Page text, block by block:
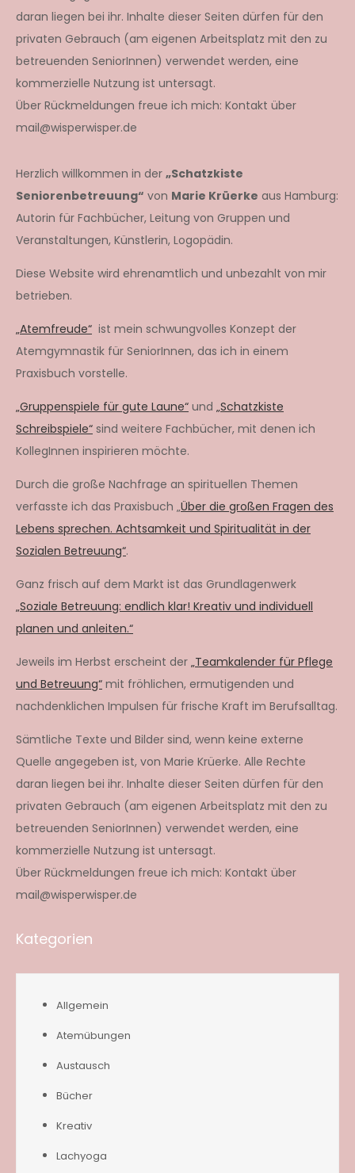
daran liegen bei ihr. Inhalte dieser Seiten dürfen für den
privaten Gebrauch (am eigenen Arbeitsplatz mit den zu
betreuenden SeniorInnen) verwendet werden, eine
kommerzielle Nutzung ist untersagt.
Über Rückmeldungen freue ich mich: Kontakt über
mail@wisperwisper.de
Herzlich willkommen in der „Schatzkiste
Seniorenbetreuung“ von Marie Krüerke aus Hamburg:
Autorin für Fachbücher, Leitung von Gruppen und
Veranstaltungen, Künstlerin, Logopädin.
Diese Website wird ehrenamtlich und unbezahlt von mir
betrieben.
„Atemfreude“ ist mein schwungvolles Konzept der
Atemgymnastik für SeniorInnen, das ich in einem
Praxisbuch vorstelle.
„Gruppenspiele für gute Laune“ und „Schatzkiste
Schreibspiele“ sind weitere Fachbücher, mit denen ich
KollegInnen inspirieren möchte.
Durch die große Nachfrage an spirituellen Themen
verfasste ich das Praxisbuch „Über die großen Fragen des
Lebens sprechen. Achtsamkeit und Spiritualität in der
Sozialen Betreuung“.
Ganz frisch auf dem Markt ist das Grundlagenwerk
„Soziale Betreuung: endlich klar! Kreativ und individuell
planen und anleiten.“
Jeweils im Herbst erscheint der „Teamkalender für Pflege
und Betreuung“ mit fröhlichen, ermutigenden und
nachdenklichen Impulsen für frische Kraft im Berufsalltag.
Sämtliche Texte und Bilder sind, wenn keine externe
Quelle angegeben ist, von Marie Krüerke. Alle Rechte
daran liegen bei ihr. Inhalte dieser Seiten dürfen für den
privaten Gebrauch (am eigenen Arbeitsplatz mit den zu
betreuenden SeniorInnen) verwendet werden, eine
kommerzielle Nutzung ist untersagt.
Über Rückmeldungen freue ich mich: Kontakt über
mail@wisperwisper.de
Kategorien
Allgemein
Atemübungen
Austausch
Bücher
Kreativ
Lachyoga